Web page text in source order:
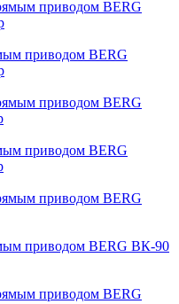
приводом BERG
приводом BERG
приводом BERG ВК-90